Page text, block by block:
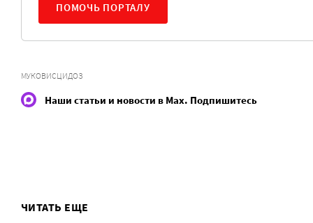
ПОМОЧЬ ПОРТАЛУ
МУКОВИСЦИДОЗ
Наши статьи и новости в Max. Подпишитесь
ЧИТАТЬ ЕЩЕ